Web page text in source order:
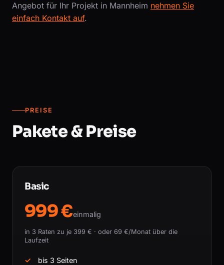
Angebot für Ihr Projekt in Mannheim nehmen Sie
einfach Kontakt auf.
PREISE
Pakete & Preise
Basic
999 €einmalig
in 3 Raten zu je 399 € · oder 69 €/Monat über die
Laufzeit
bis 3 Seiten